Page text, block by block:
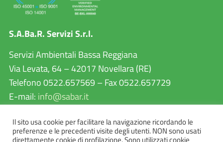
S.A.Ba.R. Servizi S.r.l.
Servizi Ambientali Bassa Reggiana
Via Levata, 64 – 42017 Novellara (RE)
Telefono 0522.657569 – Fax 0522.657729
E-mail: info@sabar.it
P.IVA 02460240357
PEC:sabarservizisrl@pec.it
Il sito usa cookie per facilitare la navigazione ricordando le
preferenze e le precedenti visite degli utenti. NON sono usati
direttamente cookie di profilazione. Sono utilizzati cookie